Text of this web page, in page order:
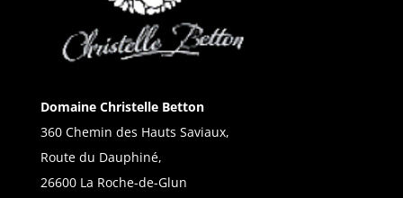
Domaine Christelle Betton
360 Chemin des Hauts Saviaux,
Route du Dauphiné,
26600 La Roche-de-Glun